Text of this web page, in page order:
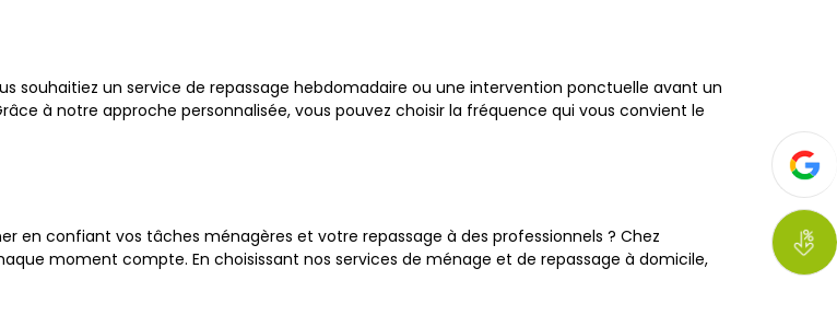
souhaitiez un service de repassage hebdomadaire ou une intervention ponctuelle avant un
à notre approche personnalisée, vous pouvez choisir la fréquence qui vous convient le
en confiant vos tâches ménagères et votre repassage à des professionnels ? Chez
moment compte. En choisissant nos services de ménage et de repassage à domicile,